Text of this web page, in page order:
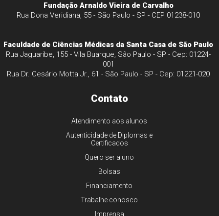
Fundação Arnaldo Vieira de Carvalho
Rua Dona Veridiana, 55 - São Paulo - SP - CEP 01238-010
Faculdade de Ciências Médicas da Santa Casa de São Paulo
Rua Jaguaribe, 155 - Vila Buarque, São Paulo - SP - Cep: 01224-
001
Rua Dr. Cesário Motta Jr., 61 - São Paulo - SP - Cep: 01221-020
Contato
Atendimento aos alunos
Autenticidade de Diplomas e
Certificados
Quero ser aluno
Bolsas
Financiamento
Trabalhe conosco
Imprensa